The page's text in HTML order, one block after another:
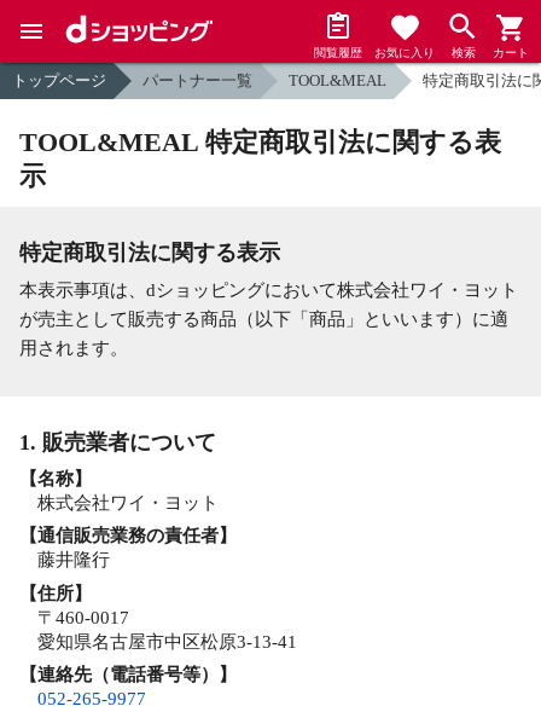
閲覧履歴 お気に入り 検索 カート
トップページ パートナー一覧 TOOL&MEAL 特定商取引法に
TOOL&MEAL 特定商取引法に関する表
示
特定商取引法に関する表示
本表示事項は、dショッピングにおいて株式会社ワイ・ヨット
が売主として販売する商品（以下「商品」といいます）に適
用されます。
1. 販売業者について
【名称】
株式会社ワイ・ヨット
【通信販売業務の責任者】
藤井隆行
【住所】
〒460-0017
愛知県名古屋市中区松原3-13-41
【連絡先（電話番号等）】
052-265-9977